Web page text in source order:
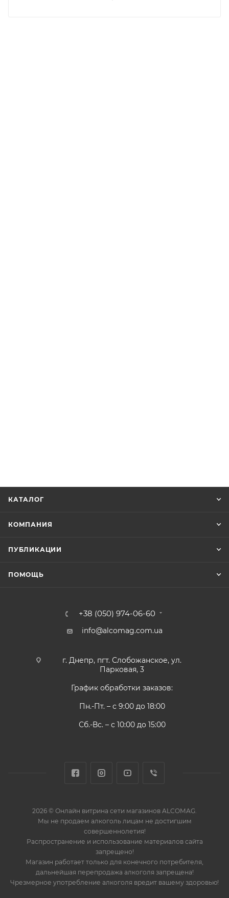
КАТАЛОГ
КОМПАНИЯ
ПУБЛИКАЦИИ
ПОМОЩЬ
+38 (050) 974-06-60
info@alcomag.com.ua
г. Днепр, пгт. Слобожанское, ул.
Парковая, 3
График обработки заказов:
Пн.-Пт. – с 9:00 до 18:00
Сб.-Вс. – с 10:00 до 15:00
2026 © Онлайн витрина сети магазинов ALCOMAG.
Мы не продаем алкоголь лицам не достигшим
совершеннолетия!
Распространение и использование материалов сайта
запрещено!
Магазин работает только для конечного потребителя,
дальнейшая перепродажа алкоголя запрещена!
Чрезмерное употребление алкоголя вредит вашему здоровью!